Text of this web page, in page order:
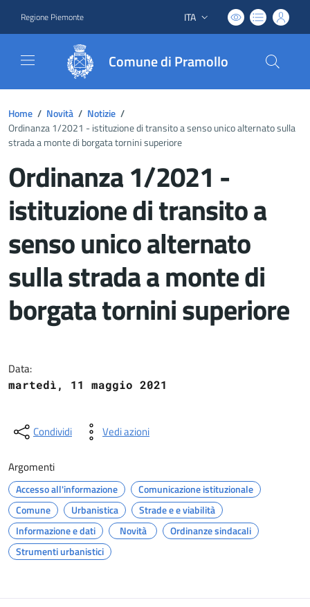
Regione Piemonte Lingua attiva:
ITA
Comune di Pramollo
Home / Novità / Notizie /
Ordinanza 1/2021 - istituzione di transito a senso unico alternato sulla
strada a monte di borgata tornini superiore
Ordinanza 1/2021 -
istituzione di transito a
senso unico alternato
sulla strada a monte di
borgata tornini superiore
Data:
martedì, 11 maggio 2021
Condividi Vedi azioni
Argomenti
Accesso all'informazione
Comunicazione istituzionale
Comune
Urbanistica
Strade e e viabilità
Informazione e dati
Novità
Ordinanze sindacali
Strumenti urbanistici